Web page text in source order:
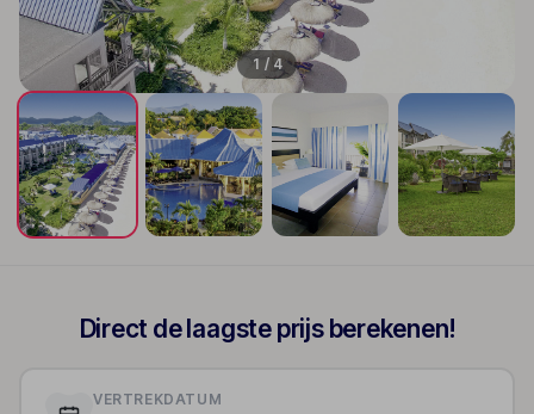
1 / 4
Direct de laagste prijs berekenen!
VERTREKDATUM